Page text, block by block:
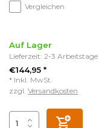
Vergleichen
Auf Lager
Lieferzeit: 2-3 Arbeitstage
€144,95 *
* Inkl. MwSt.
zzgl. Versandkosten